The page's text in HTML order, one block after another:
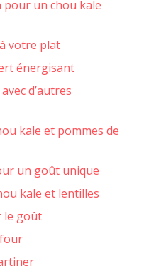
pour un chou kale
votre plat
énergisant
d’autres
kale et pommes de
un goût unique
kale et lentilles
le goût